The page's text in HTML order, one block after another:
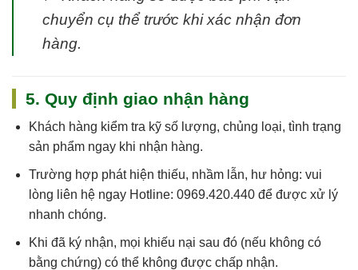
chuyển cụ thể trước khi xác nhận đơn
hàng.
5. Quy định giao nhận hàng
Khách hàng kiểm tra kỹ số lượng, chủng loại, tình trạng
sản phẩm ngay khi nhận hàng.
Trường hợp phát hiện thiếu, nhầm lẫn, hư hỏng: vui
lòng liên hệ ngay Hotline: 0969.420.440để được xử lý
nhanh chóng.
Khi đã ký nhận, mọi khiếu nại sau đó (nếu không có
bằng chứng) có thể không được chấp nhận.